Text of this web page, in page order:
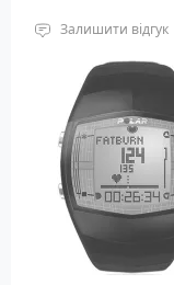
Залишити відгук
метрів
Призначення:
серцевого ритму в
жовтому корпусі
екстремальних
спорту